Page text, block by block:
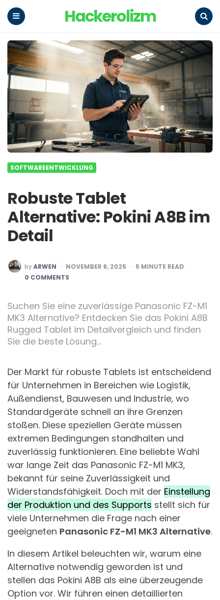
Hackerolizm
SOFTWAREENTWICKLUNG
Robuste Tablet
Alternative: Pokini A8B im
Detail
POSTED
BY
byARWEN NOVEMBER 6, 2025 5 MINUTE READ
0 COMMENTS
Suchen Sie eine zuverlässige Panasonic FZ-M1
MK3 Alternative? Entdecken Sie das Pokini A8B
Rugged Tablet im Detailvergleich und finden
Sie die beste Lösung…
Der Markt für robuste Tablets ist entscheidend
für Unternehmen in Bereichen wie Logistik,
Außendienst, Bauwesen und Industrie, wo
Standardgeräte schnell an ihre Grenzen
stoßen. Diese speziellen Geräte müssen
extremen Bedingungen standhalten und
zuverlässig funktionieren. Eine beliebte Wahl
war lange Zeit das Panasonic FZ-M1 MK3,
bekannt für seine Zuverlässigkeit und
Widerstandsfähigkeit. Doch mit der Einstellung
der Produktion und des Supports stellt sich für
viele Unternehmen die Frage nach einer
geeigneten Panasonic FZ-M1 MK3 Alternative.
In diesem Artikel beleuchten wir, warum eine
Alternative notwendig geworden ist und
stellen das Pokini A8B als eine überzeugende
Option vor. Wir führen einen detaillierten